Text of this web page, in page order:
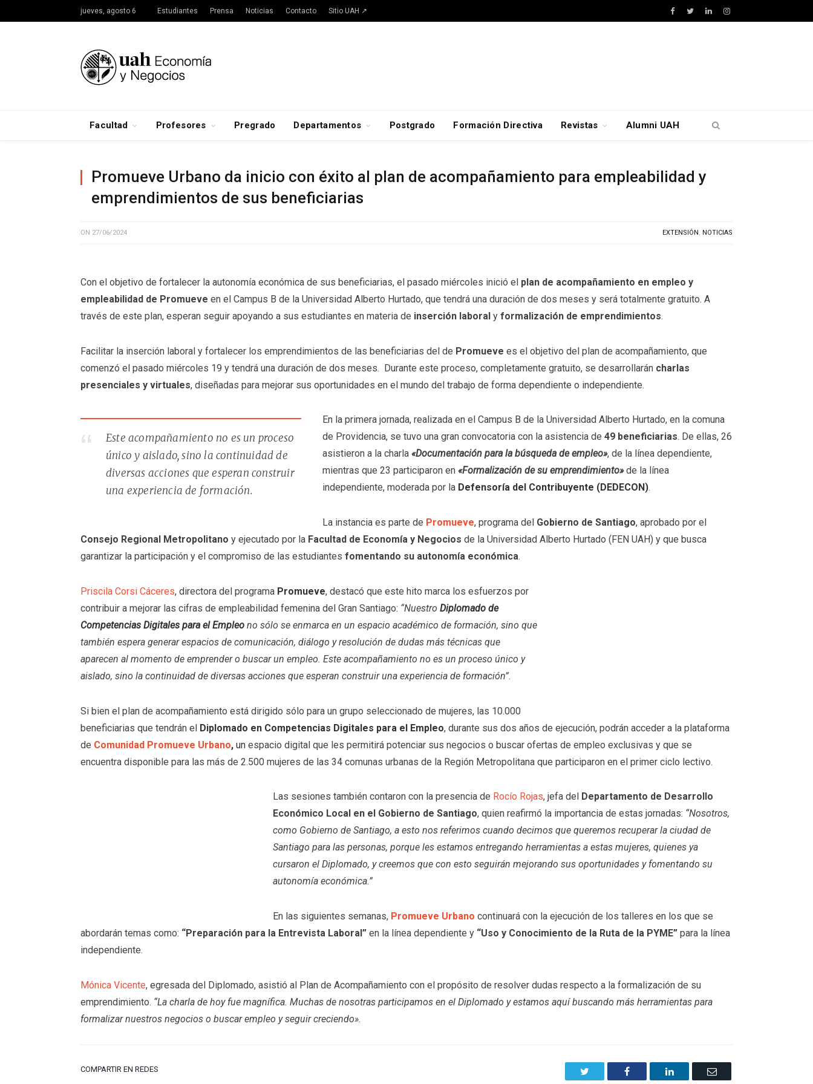
jueves, agosto 6 Estudiantes Prensa Noticias Contacto Sitio UAH ↗ Facebook
TwitterLinkedInInstagram
Facultad Profesores Pregrado Departamentos Postgrado Formación Directiva Revistas Alumni UAH
Promueve Urbano da inicio con éxito al plan de acompañamiento para empleabilidad y
emprendimientos de sus beneficiarias
ON 27/06/2024 EXTENSIÓN, NOTICIAS
Con el objetivo de fortalecer la autonomía económica de sus beneficiarias, el pasado miércoles inició el plan de acompañamiento en empleo y
empleabilidad de Promueve en el Campus B de la Universidad Alberto Hurtado, que tendrá una duración de dos meses y será totalmente gratuito. A
través de este plan, esperan seguir apoyando a sus estudiantes en materia de inserción laboral y formalización de emprendimientos.
Facilitar la inserción laboral y fortalecer los emprendimientos de las beneficiarias del de Promueve es el objetivo del plan de acompañamiento, que
comenzó el pasado miércoles 19 y tendrá una duración de dos meses. Durante este proceso, completamente gratuito, se desarrollarán charlas
presenciales y virtuales, diseñadas para mejorar sus oportunidades en el mundo del trabajo de forma dependiente o independiente.
Este acompañamiento no es un proceso
único y aislado, sino la continuidad de
diversas acciones que esperan construir
una experiencia de formación.
En la primera jornada, realizada en el Campus B de la Universidad Alberto Hurtado, en la comuna
de Providencia, se tuvo una gran convocatoria con la asistencia de49 beneficiarias. De ellas, 26
asistieron a la charla«Documentación para la búsqueda de empleo», de la línea dependiente,
mientras que 23 participaron en«Formalización de su emprendimiento»de la línea
independiente, moderada por la Defensoría del Contribuyente (DEDECON).
La instancia es parte de Promueve, programa del Gobierno de Santiago, aprobado por el
Consejo Regional Metropolitano y ejecutado por la Facultad de Economía y Negocios de la Universidad Alberto Hurtado (FEN UAH) y que busca
garantizar la participación y el compromiso de las estudiantes fomentando su autonomía económica.
Priscila Corsi Cáceres, directora del programa Promueve, destacó que este hito marca los esfuerzos por
contribuir a mejorar las cifras de empleabilidad femenina del Gran Santiago: “Nuestro Diplomado de
Competencias Digitales para el Empleo no sólo se enmarca en un espacio académico de formación, sino que
también espera generar espacios de comunicación, diálogo y resolución de dudas más técnicas que
aparecen al momento de emprender o buscar un empleo. Este acompañamiento no es un proceso único y
aislado, sino la continuidad de diversas acciones que esperan construir una experiencia de formación”.
Si bien el plan de acompañamiento está dirigido sólo para un grupo seleccionado de mujeres, las 10.000
beneficiarias que tendrán el Diplomado en Competencias Digitales para el Empleo, durante sus dos años de ejecución, podrán acceder a la plataforma
de Comunidad Promueve Urbano, un espacio digital que les permitirá potenciar sus negocios o buscar ofertas de empleo exclusivas y que se
encuentra disponible para las más de 2.500 mujeres de las 34 comunas urbanas de la Región Metropolitana que participaron en el primer ciclo lectivo.
Las sesiones también contaron con la presencia de Rocío Rojas, jefa del
Departamento de Desarrollo
Económico Local en el Gobierno de Santiago, quien reafirmó la importancia de estas jornadas: “Nosotros,
como Gobierno de Santiago, a esto nos referimos cuando decimos que queremos recuperar la ciudad de
Santiago para las personas, porque les estamos entregando herramientas a estas mujeres, quienes ya
cursaron el Diplomado, y creemos que con esto seguirán mejorando sus oportunidades y fomentando su
autonomía económica.”
En las siguientes semanas, Promueve Urbano continuará con la ejecución de los talleres en los que se
abordarán temas como: “Preparación para la Entrevista Laboral” en la línea dependiente y “Uso y Conocimiento de la Ruta de la PYME” para la línea
independiente.
Mónica Vicente, egresada del Diplomado, asistió al Plan de Acompañamiento con el propósito de resolver dudas respecto a la formalización de su
emprendimiento. “La charla de hoy fue magnífica. Muchas de nosotras participamos en el Diplomado y estamos aquí buscando más herramientas para
formalizar nuestros negocios o buscar empleo y seguir creciendo».
COMPARTIR EN REDES Facebook LinkedIn Email